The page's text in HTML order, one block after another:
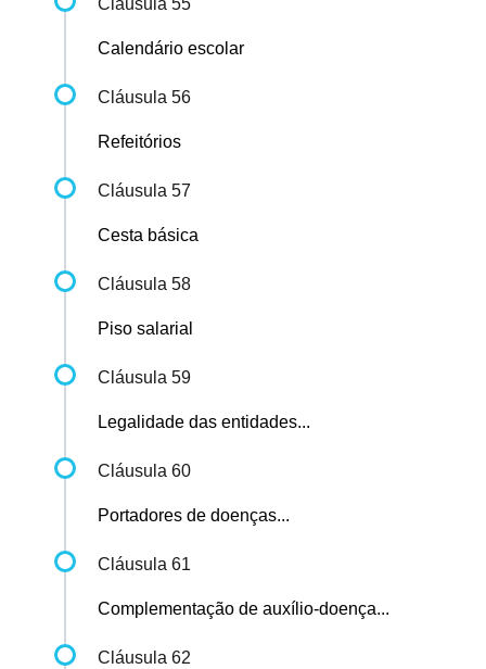
Cláusula 55
Calendário escolar
Cláusula 56
Refeitórios
Cláusula 57
Cesta básica
Cláusula 58
Piso salarial
Cláusula 59
Legalidade das entidades...
Cláusula 60
Portadores de doenças...
Cláusula 61
Complementação de auxílio-doença...
Cláusula 62